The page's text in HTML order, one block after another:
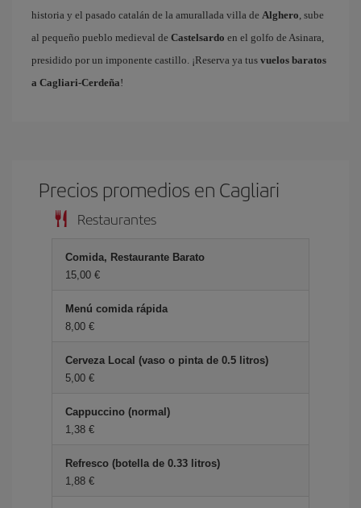
historia y el pasado catalán de la amurallada villa de Alghero, sube
al pequeño pueblo medieval de Castelsardo en el golfo de Asinara,
presidido por un imponente castillo. ¡Reserva ya tus vuelos baratos
a Cagliari-Cerdeña!
Precios promedios en Cagliari
Restaurantes
Comida, Restaurante Barato
15,00 €
Menú comida rápida
8,00 €
Cerveza Local (vaso o pinta de 0.5 litros)
5,00 €
Cappuccino (normal)
1,38 €
Refresco (botella de 0.33 litros)
1,88 €